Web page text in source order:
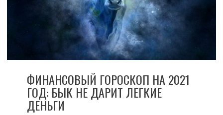
ФИНАНСОВЫЙ ГОРОСКОП НА 2021
ГОД: БЫК НЕ ДАРИТ ЛЕГКИЕ
ДЕНЬГИ